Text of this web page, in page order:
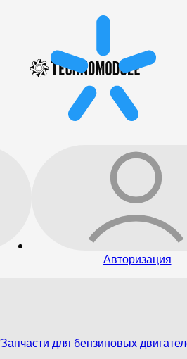
Авторизация
Запчасти для бензиновых